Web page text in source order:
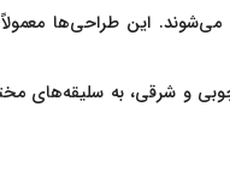
این طراحی‌ها
چوبی و شرقی، به سلیقه‌های